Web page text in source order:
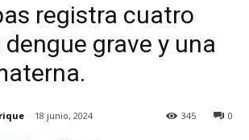
registra cuatro
grave y una
18 junio, 2024 0
345